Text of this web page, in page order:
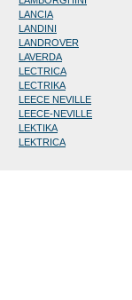
LANCIA
LANDINI
LANDROVER
LAVERDA
LECTRICA
LECTRIKA
LEECE NEVILLE
LEECE-NEVILLE
LEKTIKA
LEKTRICA